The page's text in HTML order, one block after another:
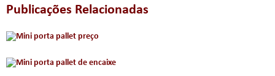
Publicações Relacionadas